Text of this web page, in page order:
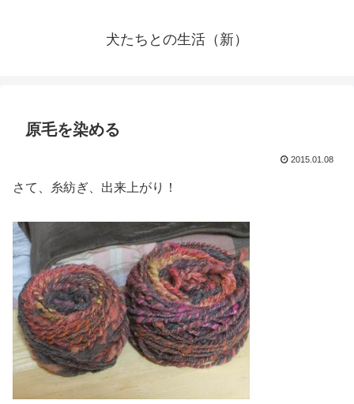
犬たちとの生活（新）
原毛を染める
2015.01.08
さて、糸紡ぎ、出来上がり！